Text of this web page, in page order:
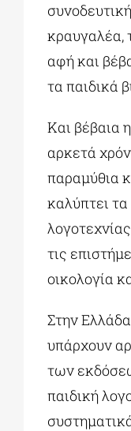
κραυγαλέα,
αφή και
τα παιδικά
Και βέβαια
αρκετά
παραμύθια
καλύπτει
τις
οικολογία
Στην
υπάρχουν
των
παιδική